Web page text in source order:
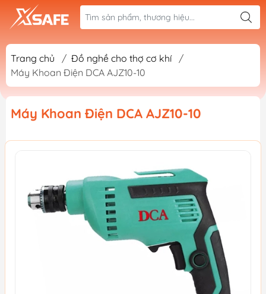
Trang chủ / Đồ nghề cho thợ cơ khí
/
Máy Khoan Điện DCA AJZ10-10
Máy Khoan Điện DCA AJZ10-10